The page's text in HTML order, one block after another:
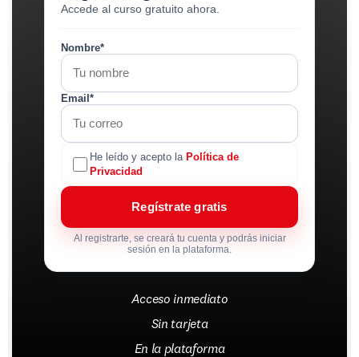
Accede al curso gratuito ahora.
Nombre*
Email*
He leído y acepto la Política de
Privacidad
Regístrate gratis
Al registrarte, se creará tu cuenta y podrás iniciar
sesión en la plataforma.
Acceso inmediato
Sin tarjeta
En la plataforma